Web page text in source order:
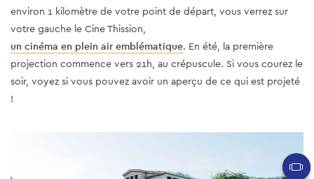
environ 1 kilomètre de votre point de départ, vous verrez sur
votre gauche le Cine Thission,
un cinéma en plein air emblématique. En été, la première
projection commence vers 21h, au crépuscule. Si vous courez le
soir, voyez si vous pouvez avoir un aperçu de ce qui est projeté
!